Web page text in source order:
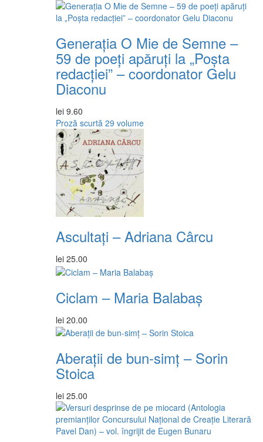
Generația O Mie de Semne –
59 de poeți apăruți la „Poșta
redacției” – coordonator Gelu
Diaconu
lei 9.60
Proză scurtă 29 volume
Ascultați – Adriana Cârcu
lei 25.00
Ciclam – Maria Balabaș
lei 20.00
Aberații de bun-simț – Sorin
Stoica
lei 25.00